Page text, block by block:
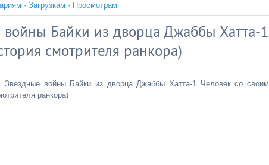
· Загрузкам · Просмотрам
Байки из дворца Джаббы Хатта-1
смотрителя ранкора)
войны Байки из дворца Джаббы Хатта-1 Человек со своим
ранкора)